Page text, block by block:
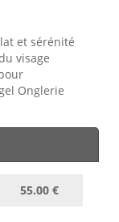
et sérénité
visage
Onglerie
55.00 €